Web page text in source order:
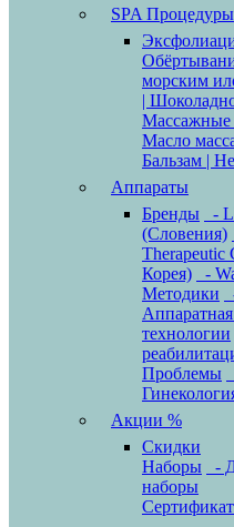
SPA Процедуры
морским
|
Массажные
Масло
Бальзам |
Аппараты
Бренды
-
(Словения)
Корея)
-
Методики
технологии
Проблемы
Акции %
Скидки
Наборы
-
наборы